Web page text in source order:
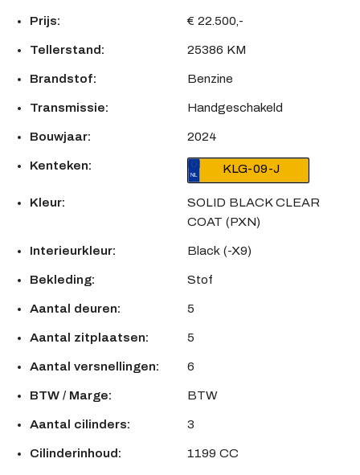
Prijs: € 22.500,-
Tellerstand: 25386 KM
Brandstof: Benzine
Transmissie: Handgeschakeld
Bouwjaar: 2024
Kenteken: KLG-09-J
Kleur:
SOLID BLACK CLEAR
COAT (PXN)
Interieurkleur: Black (-X9)
Bekleding: Stof
Aantal deuren: 5
Aantal zitplaatsen: 5
Aantal versnellingen: 6
BTW / Marge: BTW
Aantal cilinders: 3
Cilinderinhoud: 1199 CC